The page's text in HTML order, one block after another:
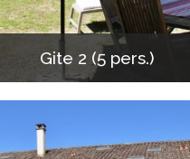
Gite 2 (5 pers.)